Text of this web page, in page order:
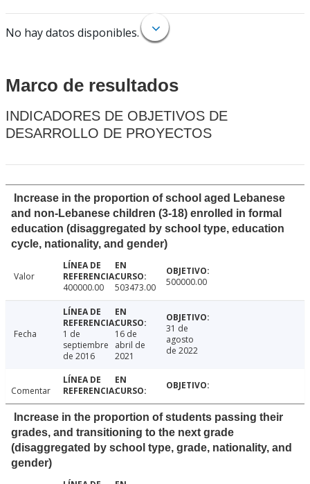
No hay datos disponibles.
Marco de resultados
INDICADORES DE OBJETIVOS DE
DESARROLLO DE PROYECTOS
Increase in the proportion of school aged Lebanese
and non-Lebanese children (3-18) enrolled in formal
education (disaggregated by school type, education
cycle, nationality, and gender)
Valor
400000.00
503473.00 500000.00
Fecha
1 de
septiembre
de 2016
16 de
abril de
2021
31 de
agosto
de 2022
Comentar
Increase in the proportion of students passing their
grades, and transitioning to the next grade
(disaggregated by school type, grade, nationality, and
gender)